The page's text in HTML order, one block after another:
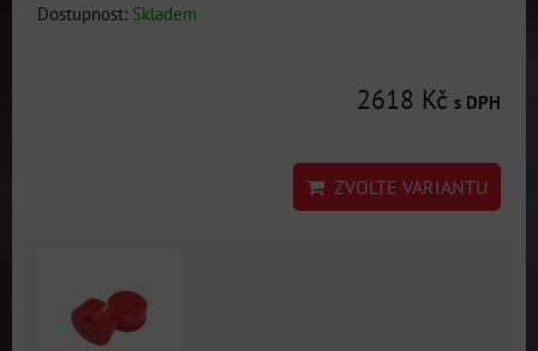
Dostupnost: Skladem
2618 Kč s DPH
ZVOLTE VARIANTU